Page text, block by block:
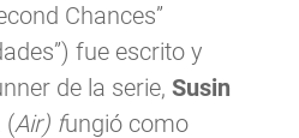
Chances”
fue escrito y
de la serie, Susin
(Air) fungió como